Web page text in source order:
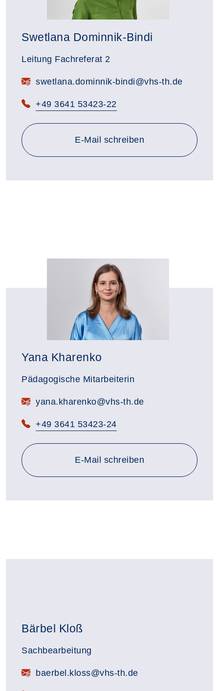
Swetlana Dominnik-Bindi
Leitung Fachreferat 2
swetlana.dominnik-bindi@vhs-th.de
+49 3641 53423-22
E-Mail an swetlana.dominnik-
schreiben
Yana Kharenko
Pädagogische Mitarbeiterin
yana.kharenko@vhs-th.de
+49 3641 53423-24
E-Mail an yana.kharenko@vhs-
schreiben
Bärbel Kloß
Sachbearbeitung
baerbel.kloss@vhs-th.de